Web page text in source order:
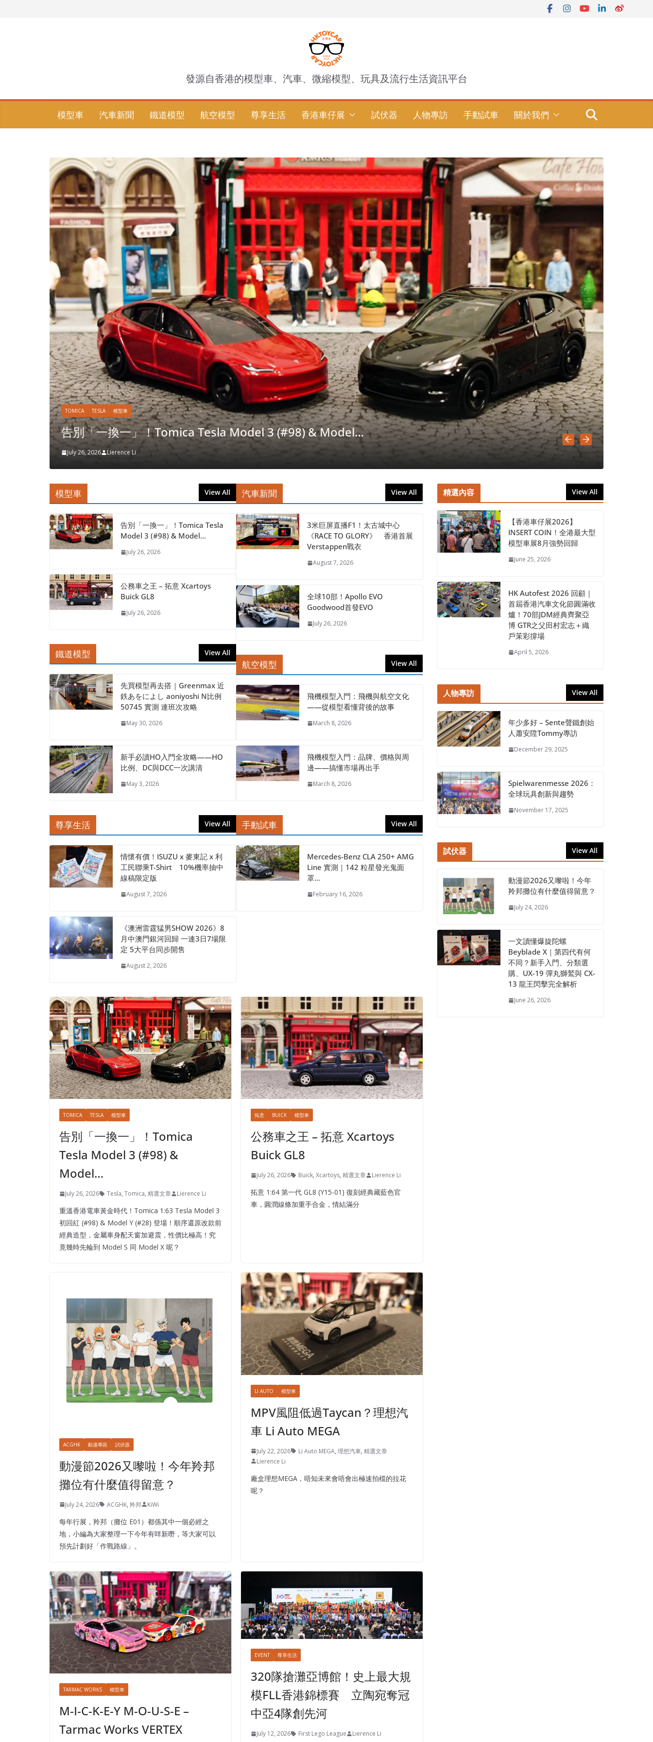
發源自香港的模型車、汽車、微縮模型、玩具及流行生活資訊平台
模型車 汽車新聞 鐵道模型 航空模型 尊享生活 香港車仔展 試伏器 人物專訪 手動試車 關於我們
拓意 BUICK 模型車
公務車之王 – 拓意 Xcartoys Buick GL8
July 26, 2026 Lierence Li
模型車 View All
告別「一換一」！Tomica Tesla
Model 3 (#98) & Model…
July 26, 2026
公務車之王 – 拓意 Xcartoys
Buick GL8
July 26, 2026
鐵道模型 View All
先買模型再去搭｜Greenmax 近
鉄あをによし aoniyoshi N比例
50745 實測 連班次攻略
May 30, 2026
新手必讀HO入門全攻略——HO
比例、DC與DCC一次講清
May 3, 2026
尊享生活 View All
情懷有價！ISUZU x 麥東記 x 利
工民聯乘T-Shirt 10%機率抽中
線稿限定版
August 7, 2026
《澳洲雷霆猛男SHOW 2026》8
月中澳門銀河回歸 一連3日7場限
定 5大平台同步開售
August 2, 2026
汽車新聞 View All
3米巨屏直播F1！太古城中心
《RACE TO GLORY》 香港首展
Verstappen戰衣
August 7, 2026
全球10部！Apollo EVO
Goodwood首發EVO
July 26, 2026
航空模型 View All
飛機模型入門：飛機與航空文化
——從模型看懂背後的故事
March 8, 2026
飛機模型入門：品牌、價格與周
邊——搞懂市場再出手
March 8, 2026
手動試車 View All
Mercedes-Benz CLA 250+ AMG
Line 實測｜142 粒星發光鬼面
罩…
February 16, 2026
TOMICA TESLA 模型車
告別「一換一」！Tomica
Tesla Model 3 (#98) &
Model…
July 26, 2026 Tesla, Tomica, 精選文章 Lierence Li
重溫香港電車黃金時代！Tomica 1:63 Tesla Model 3
初回紅 (#98) & Model Y (#28) 登場！順序還原改款前
經典造型，金屬車身配天窗加避震，性價比極高！究
竟幾時先輪到 Model S 同 Model X 呢？
拓意 BUICK 模型車
公務車之王 – 拓意 Xcartoys
Buick GL8
July 26, 2026 Buick, Xcartoys, 精選文章 Lierence Li
拓意 1:64 第一代 GL8 (Y15-01) 復刻經典藏藍色官
車，圓潤線條加重手合金，情結滿分
ACGHK 動漫專區 試伏器
動漫節2026又嚟啦！今年羚邦
攤位有什麼值得留意？
July 24, 2026 ACGHK, 羚邦 KiWi
每年行展，羚邦（攤位 E01）都係其中一個必經之
地，小編為大家整理一下今年有咩新嘢，等大家可以
預先計劃好「作戰路線」。
LI AUTO 模型車
MPV風阻低過Taycan？理想汽
車 Li Auto MEGA
July 22, 2026 Li Auto MEGA, 理想汽車, 精選文章
Lierence Li
廠盒理想MEGA，唔知未來會唔會出極速拍檔的拉花
呢？
TARMAC WORKS 模型車
M-I-C-K-E-Y M-O-U-S-E –
Tarmac Works VERTEX
EVENT 尊享生活
320隊搶灘亞博館！史上最大規
模FLL香港錦標賽 立陶宛奪冠
中亞4隊創先河
July 12, 2026 First Lego League Lierence Li
精選內容 View All
【香港車仔展2026】
INSERT COIN！全港最大型
模型車展8月強勢回歸
June 25, 2026
HK Autofest 2026 回顧｜
首屆香港汽車文化節圓滿收
爐！70部JDM經典齊聚亞
博 GTR之父田村宏志＋織
戶茉彩撐場
April 5, 2026
人物專訪 View All
年少多好 – Sente聲鐵創始
人蕭安陞Tommy專訪
December 29, 2025
Spielwarenmesse 2026：
全球玩具創新與趨勢
November 17, 2025
試伏器 View All
動漫節2026又嚟啦！今年
羚邦攤位有什麼值得留意？
July 24, 2026
一文讀懂爆旋陀螺
Beyblade X｜第四代有何
不同？新手入門、分類選
購、UX-19 彈丸獅鷲與 CX-
13 龍王閃擊完全解析
June 26, 2026